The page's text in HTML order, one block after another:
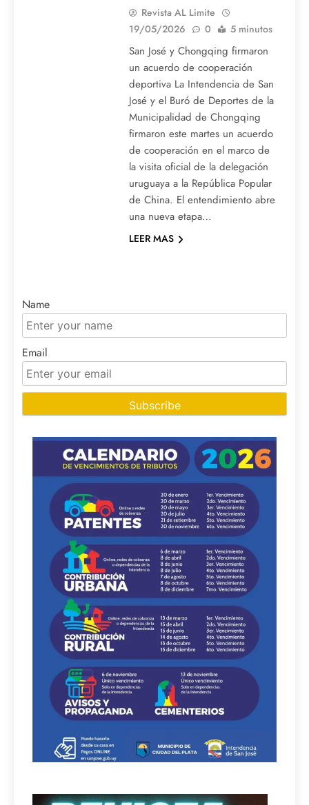
Revista AL Limite
19/05/2026
0 5 minutos
San José y Chongqing firmaron
un acuerdo de cooperación
deportiva La Intendencia de San
José y el Buró de Deportes de la
Municipalidad de Chongqing
firmaron este martes un acuerdo
de cooperación en el marco de
la visita oficial de la delegación
uruguaya a la República Popular
de China. El entendimiento abre
una nueva etapa…
LEER MAS
Name
Email